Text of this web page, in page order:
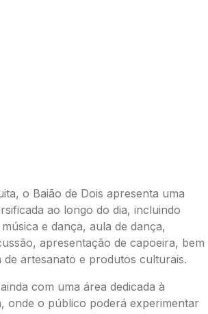
o Baião de Dois apresenta uma
ao longo do dia, incluindo
e dança, aula de dança,
apresentação de capoeira, bem
artesanato e produtos culturais.
com uma área dedicada à
onde o público poderá experimentar